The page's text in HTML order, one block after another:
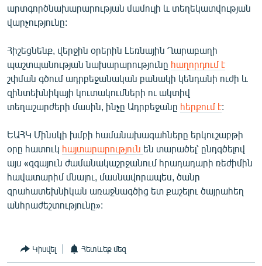
ՁԳՏԵԼՈՎ ԼԱՎԱԳՈՒՅՆԻՆ
ՓՈԴՔԱՍԹ
Հայերեն
English
Русский
ՀԵՏԵՎԵՔ ՄԵԶ
արտգործնախարարության մամուլի և տեղեկատվության
վարչությունը:
Հիշեցնենք, վերջին օրերին Լեռնային Ղարաբաղի
պաշտպանության նախարարությունը հաղորդում է
շփման գծում ադրբեջանական բանակի կենդանի ուժի և
զինտեխնիկայի կուտակումների ու ակտիվ
տեղաշարժերի մասին, ինչը Ադրբեջանը հերքում է:
ԵԱՀԿ Մինսկի խմբի համանախագահները երկուշաբթի
օրը հատուկ հայտարարություն են տարածել՝ ընդգծելով
այս «զգայուն ժամանակաշրջանում հրադադարի ռեժիմին
հավատարիմ մնալու, մասնավորապես, ծանր
զրահատեխնիկան առաջնագծից ետ քաշելու ծայրահեղ
անհրաժեշտությունը»:
Կիսվել Հետևեք մեզ